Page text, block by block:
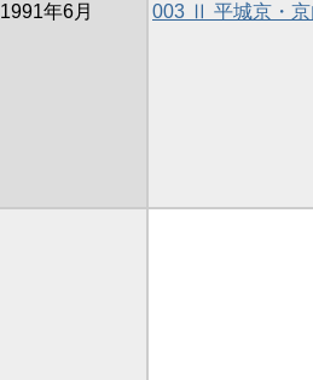
1991年6月 003 Ⅱ 平城京・